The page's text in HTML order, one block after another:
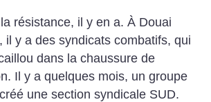
résistance, il y en a. À Douai
il y a des syndicats combatifs, qui
dans la chaussure de
Il y a quelques mois, un groupe
une section syndicale SUD.